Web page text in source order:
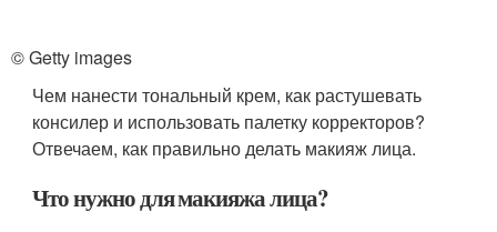
© Getty images
Чем нанести тональный крем, как растушевать
консилер и использовать палетку корректоров?
Отвечаем, как правильно делать макияж лица.
Что нужно для макияжа лица?